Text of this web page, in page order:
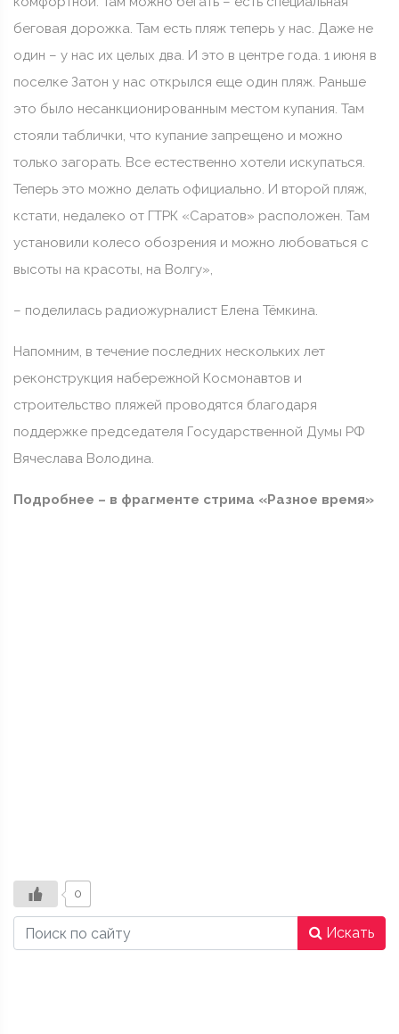
беговая дорожка. Там есть пляж теперь у нас. Даже не
один – у нас их целых два. И это в центре года. 1 июня в
поселке Затон у нас открылся еще один пляж. Раньше
это было несанкционированным местом купания. Там
стояли таблички, что купание запрещено и можно
только загорать. Все естественно хотели искупаться.
Теперь это можно делать официально. И второй пляж,
кстати, недалеко от ГТРК «Саратов» расположен. Там
установили колесо обозрения и можно любоваться с
высоты на красоты, на Волгу»,
– поделилась радиожурналист Елена Тёмкина.
Напомним, в течение последних нескольких лет
реконструкция набережной Космонавтов и
строительство пляжей проводятся благодаря
поддержке председателя Государственной Думы РФ
Вячеслава Володина.
Подробнее – в фрагменте стрима «Разное время»
0
Искать